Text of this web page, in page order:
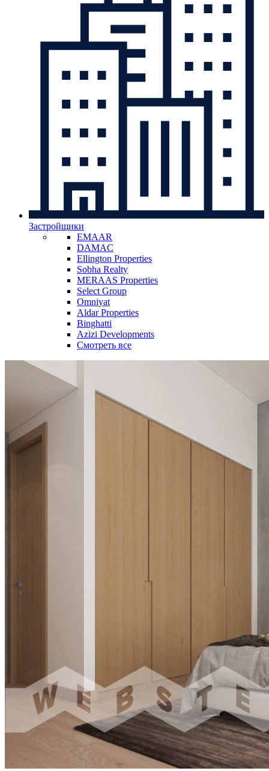
Застройщики
EMAAR
DAMAC
Ellington Properties
Sobha Realty
MERAAS Properties
Select Group
Omniyat
Aldar Properties
Binghatti
Azizi Developments
Смотреть все